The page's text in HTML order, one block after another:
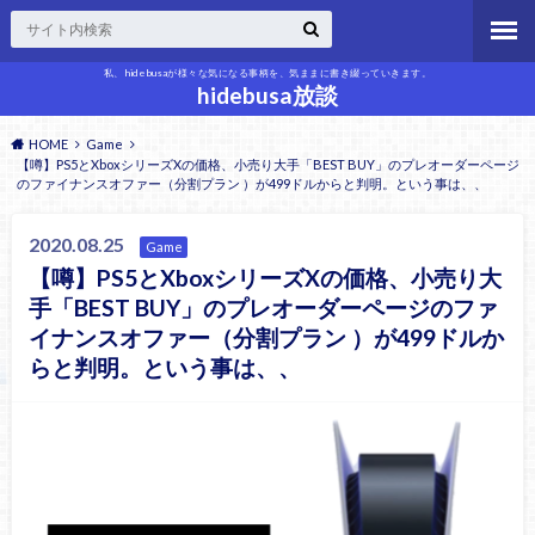
私、hidebusaが様々な気になる事柄を、気ままに書き綴っていきます。
hidebusa放談
HOME
Game
【噂】PS5とXboxシリーズXの価格、小売り大手「BEST BUY」のプレオーダーページ
のファイナンスオファー（分割プラン ）が499ドルからと判明。という事は、、
2020.08.25 Game
【噂】PS5とXboxシリーズXの価格、小売り大
手「BEST BUY」のプレオーダーページのファ
イナンスオファー（分割プラン ）が499ドルか
らと判明。という事は、、